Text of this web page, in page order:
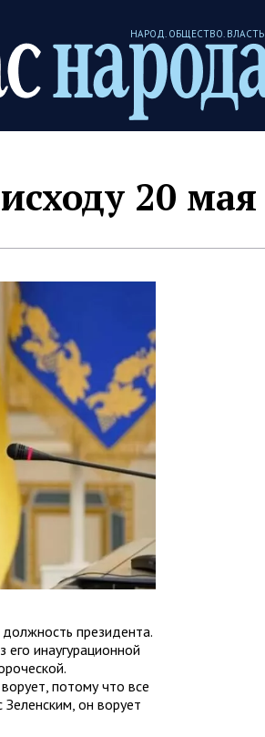
НАРОД. ОБЩЕСТВО. ВЛАСТЬ
20 мая
должность президента.
инаугурационной
потому что все
Зеленским, он ворует